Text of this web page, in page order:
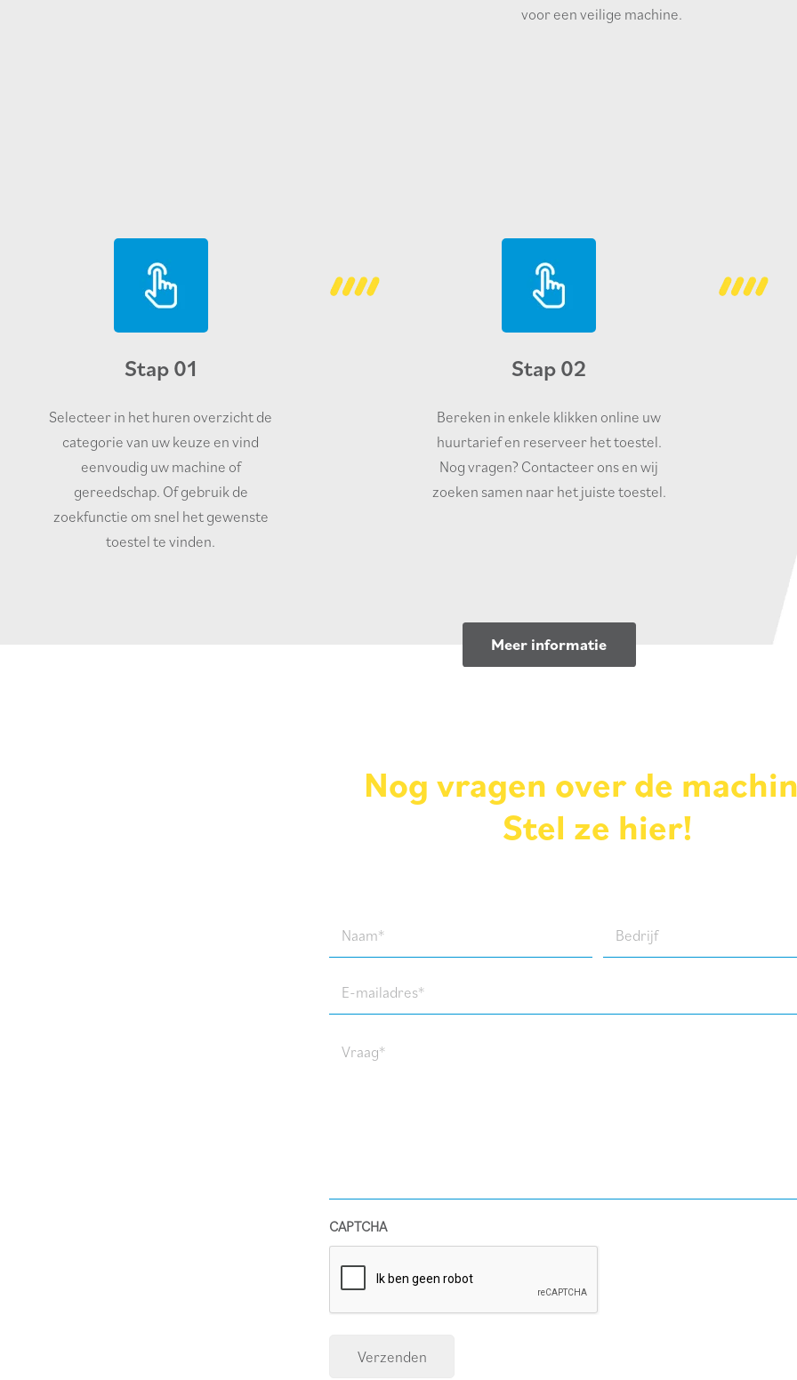
voor een veilige machine.
Stap 01
Selecteer in het huren overzicht de
categorie van uw keuze en vind
eenvoudig uw machine of
gereedschap. Of gebruik de
zoekfunctie om snel het gewenste
toestel te vinden.
Stap 02
Bereken in enkele klikken online uw
huurtarief en reserveer het toestel.
Nog vragen? Contacteer ons en wij
zoeken samen naar het juiste toestel.
Meer informatie
Nog vragen over de
Stel ze hier!
Naam Bedrijf
CAPTCHA